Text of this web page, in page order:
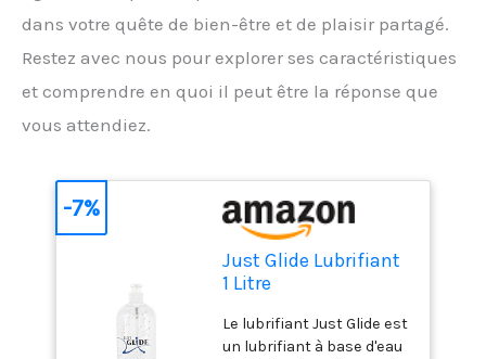
dans votre quête de bien-être et de plaisir partagé.
Restez avec nous pour explorer ses caractéristiques
et comprendre en quoi il peut être la réponse que
vous attendiez.
Just Glide Lubrifiant
1 Litre
Le lubrifiant Just Glide est
un lubrifiant à base d'eau
-7%